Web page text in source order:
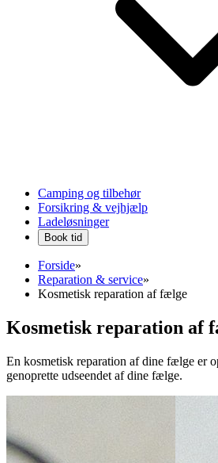
Camping og tilbehør
Forsikring & vejhjælp
Ladeløsninger
Book tid
Forside»
Reparation & service»
Kosmetisk reparation af fælge
Kosmetisk reparation af
En kosmetisk reparation af dine fælge er
genoprette udseendet af dine fælge.